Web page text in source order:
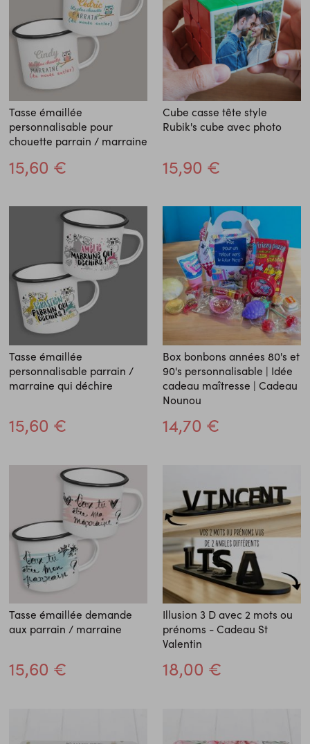
Tasse émaillée
personnalisable pour
chouette parrain / marraine
15,60 €
Cube casse tête style
Rubik's cube avec photo
15,90 €
Tasse émaillée
personnalisable parrain /
marraine qui déchire
15,60 €
Box bonbons années 80's et
90's personnalisable | Idée
cadeau maîtresse | Cadeau
Nounou
14,70 €
Tasse émaillée demande
aux parrain / marraine
15,60 €
Illusion 3 D avec 2 mots ou
prénoms - Cadeau St
Valentin
18,00 €